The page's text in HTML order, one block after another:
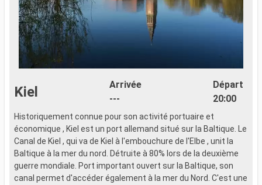
Kiel
Arrivée
---
Départ
20:00
Historiquement connue pour son activité portuaire et
économique , Kiel est un port allemand situé sur la Baltique. Le
Canal de Kiel , qui va de Kiel à l'embouchure de l'Elbe , unit la
Baltique à la mer du nord. Détruite à 80% lors de la deuxième
guerre mondiale. Port important ouvert sur la Baltique, son
canal permet d'accéder également à la mer du Nord. C'est une